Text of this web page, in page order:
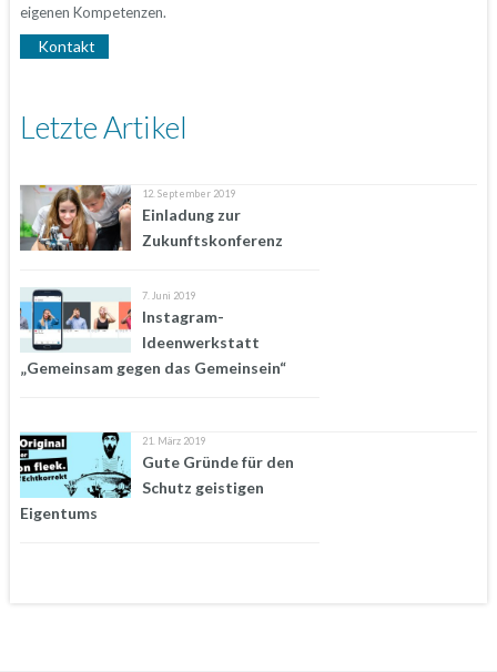
eigenen Kompetenzen.
Kontakt
Letzte Artikel
12. September 2019
Einladung zur
Zukunftskonferenz
7. Juni 2019
Instagram-
Ideenwerkstatt
„Gemeinsam gegen das Gemeinsein“
21. März 2019
Gute Gründe für den
Schutz geistigen
Eigentums